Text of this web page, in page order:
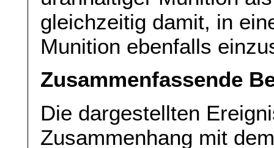
gleichzeitig damit, in
Munition ebenfalls
Zusammenfassende
Die dargestellten
Zusammenhang mit